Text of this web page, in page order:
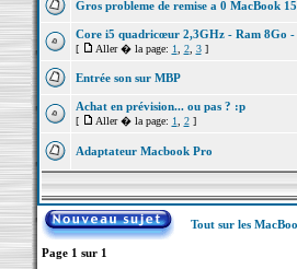
Gros probleme de remise a 0 MacBook
Core i5 quadricœur 2,3GHz - Ram 8Go -
[ Aller � la page: 1 2, 3]
Entrée son sur MBP
Achat en prévision... ou pas ? :p
[ Aller � la page: 1 2]
Adaptateur Macbook Pro
Tout sur les
Page 1 sur 1